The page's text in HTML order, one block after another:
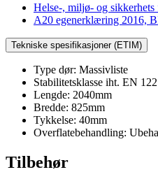
Helse-, miljø- og sikkerhets
A20 egenerklæring 2016,
Tekniske spesifikasjoner (ETIM)
Type dør: Massivliste
Stabilitetsklasse iht. EN
Lengde: 2040mm
Bredde: 825mm
Tykkelse: 40mm
Overflatebehandling:
Tilbehør